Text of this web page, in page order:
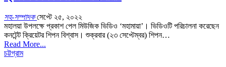
সহ-সম্পাদকসেপ্টে ২৫, ২০২২
মহালয়া উপলক্ষে প্রকাশ পেল মিউজিক ভিডিও ‘মহামায়া’। ভিডিওটি পরিচালনা করেছেন
কনটেন্ট ক্রিয়েটর শিপন বিশ্বাস। শুক্রবার (২৩ সেপ্টেম্বর) শিপন…
Read More...
চট্টগ্রাম